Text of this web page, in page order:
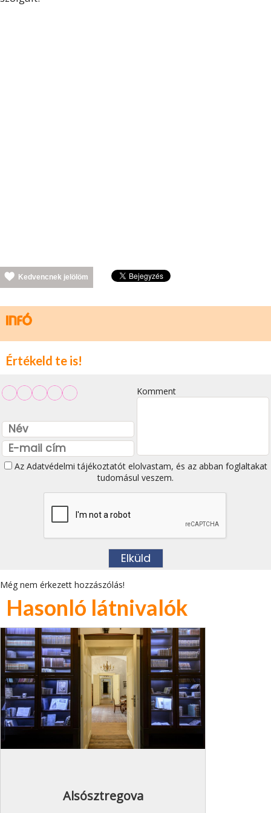
Kedvencnek jelölöm
Értékeld te is!
Komment
Az Adatvédelmi tájékoztatótelolvastam, és az abban foglaltakat
tudomásul veszem.
Még nem érkezett hozzászólás!
Hasonló látnivalók
Alsósztregova